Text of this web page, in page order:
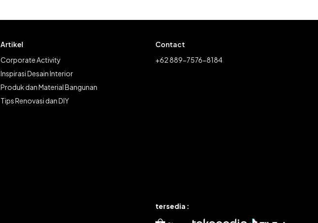
Artikel
Corporate Activity
Inspirasi Desain Interior
Produk dan Material Bangunan
Tips Renovasi dan DIY
Contact
+62 889-7576-8184
tersedia :